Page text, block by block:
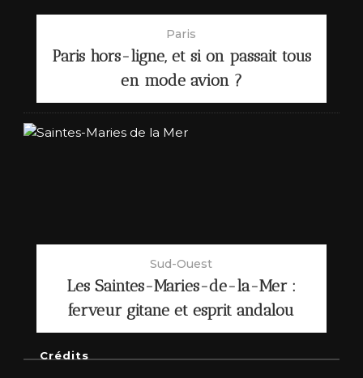
Paris
Paris hors-ligne, et si on passait tous
en mode avion ?
Sud-Ouest
Les Saintes-Maries-de-la-Mer :
ferveur gitane et esprit andalou
Crédits